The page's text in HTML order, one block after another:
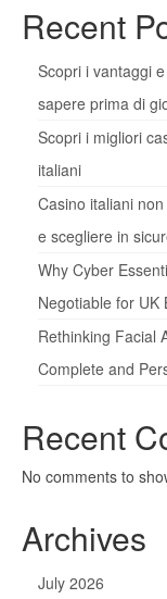
Recent
Scopri i vantaggi
sapere prima di
Scopri i migliori
italiani
Casino italiani
e scegliere in
Why Cyber
Negotiable for UK
Rethinking Facial
Complete and
Recent
No comments to
Archives
July 2026